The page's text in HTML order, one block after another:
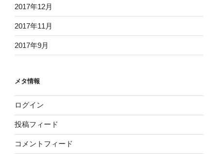
2017年12月
2017年11月
2017年9月
メタ情報
ログイン
投稿フィード
コメントフィード